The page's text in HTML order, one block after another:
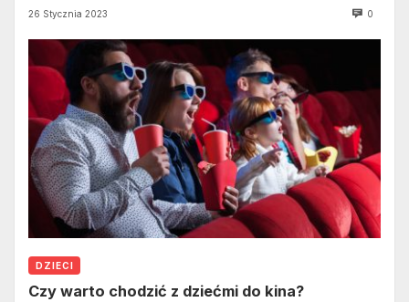
26 Stycznia 2023 0
DZIECI
Czy warto chodzić z dziećmi do kina?